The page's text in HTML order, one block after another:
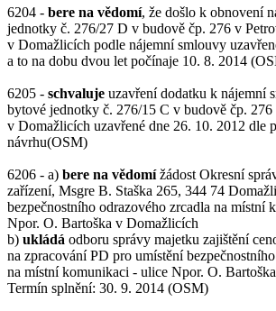
6204 - bere na vědomí, že došlo k obnovení
jednotky č. 276/27 D v budově čp. 276 v
v Domažlicích podle nájemní smlouvy
a to na dobu dvou let počínaje 10. 8. 2014
6205 - schvaluje uzavření dodatku k nájemní
bytové jednotky č. 276/15 C v budově čp.
v Domažlicích uzavřené dne 26. 10. 2012 dle
návrhu(OSM)
6206 - a) bere na vědomížádost Okresní
zařízení, Msgre B. Staška 265, 344 74
bezpečnostního odrazového zrcadla na místní
Npor. O. Bartoška v Domažlicích
b) ukládá odboru správy majetku zajištění
na zpracování PD pro umístění
na místní komunikaci - ulice Npor. O.
Termín splnění: 30. 9. 2014 (OSM)